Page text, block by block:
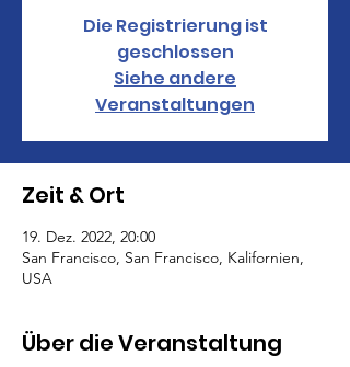
Die Registrierung ist
geschlossen
Siehe andere
Veranstaltungen
Zeit & Ort
19. Dez. 2022, 20:00
San Francisco, San Francisco, Kalifornien,
USA
Über die Veranstaltung